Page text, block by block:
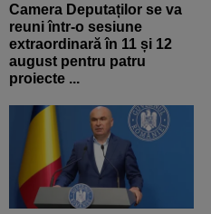
Camera Deputaților se va
reuni într-o sesiune
extraordinară în 11 și 12
august pentru patru
proiecte ...